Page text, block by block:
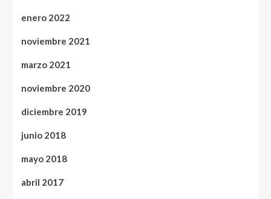
enero 2022
noviembre 2021
marzo 2021
noviembre 2020
diciembre 2019
junio 2018
mayo 2018
abril 2017